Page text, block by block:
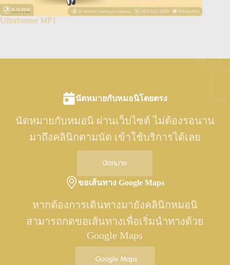
Ultraformer MPT
นัดหมายกับหมอนิโดยตรง
นัดหมายกับหมอนิ ผ่านเว็บไซต์ ไม่ต้องรอนาน
มาถึงคลินิกตามนัด เข้าใช้บริการได้เลย
นัดหมาย
ขอเส้นทาง Google Maps
หากต้องการเดินทางมายังคลินิกหมอนิ
สามารถกดขอเส้นทางเพื่อเริ่มนำทางด้วย
Google Maps
Google Maps